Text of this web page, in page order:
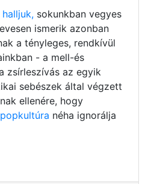
sokunkban vegyes
ismerik azonban
a tényleges, rendkívül
- a mell-és
zsírleszívás az egyik
sebészek által végzett
ellenére, hogy
popkultúra néha ignorálja